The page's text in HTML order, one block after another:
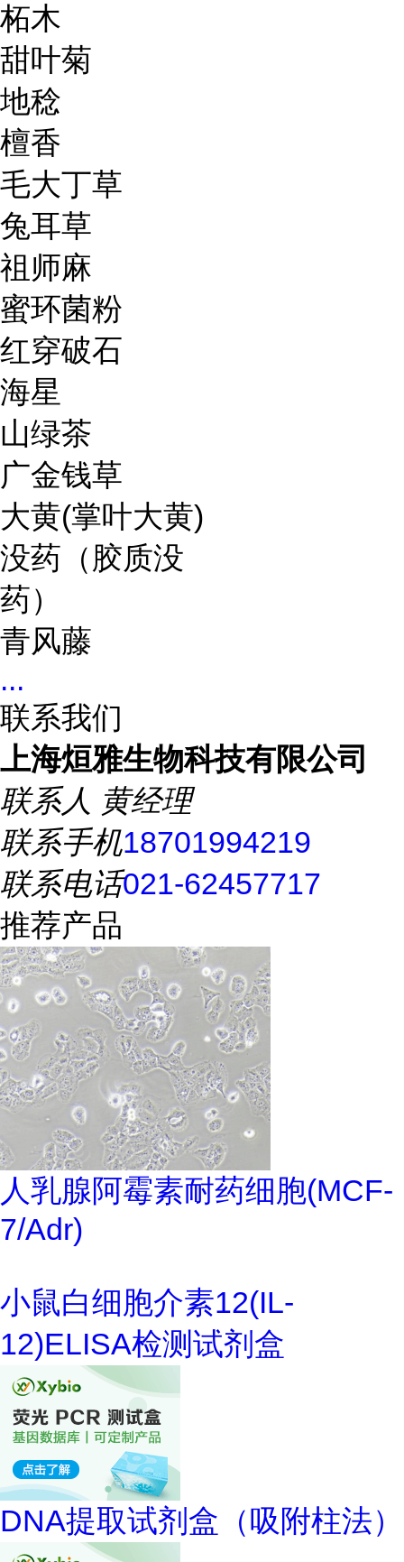
柘木
甜叶菊
地稔
檀香
毛大丁草
兔耳草
祖师麻
蜜环菌粉
红穿破石
海星
山绿茶
广金钱草
大黄(掌叶大黄)
没药（胶质没
药）
青风藤
...
联系我们
上海烜雅生物科技有限公司
联系人 黄经理
联系手机18701994219
联系电话021-62457717
推荐产品
人乳腺阿霉素耐药细胞(MCF-
7/Adr)
小鼠白细胞介素12(IL-
12)ELISA检测试剂盒
DNA提取试剂盒（吸附柱法）